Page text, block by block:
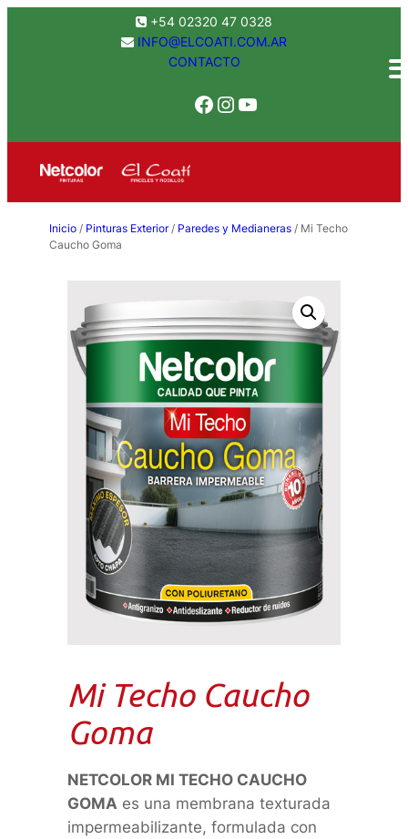
+54 02320 47 0328
INFO@ELCOATI.COM.AR
CONTACTO
Facebook Instagram YouTube
Inicio/ Pinturas Exterior/ Paredes y Medianeras/ Mi Techo
Caucho Goma
Mi Techo Caucho
Goma
NETCOLOR MI TECHO CAUCHO
GOMA es una membrana texturada
impermeabilizante, formulada con